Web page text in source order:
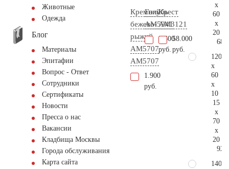
Животные
Одежда
Блог
Материалы
Эпитафии
Вопрос - Ответ
Сотрудники
Сертификаты
Новости
Пресса о нас
Вакансии
Кладбища Москвы
Города обслуживания
Карта сайта
Кремний
бежево-
рыжий
АМ5707
AM5707
1.900
руб.
Голубь
AM5941
3.600
руб.
Крест
AM3121
58.000
руб.
x
60
x
20
120
x
60
x
10
15
x
70
x
20
140